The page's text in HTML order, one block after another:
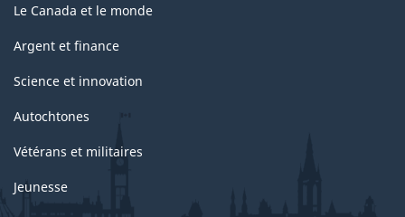
Le Canada et le monde
Argent et finance
Science et innovation
Autochtones
Vétérans et militaires
Jeunesse